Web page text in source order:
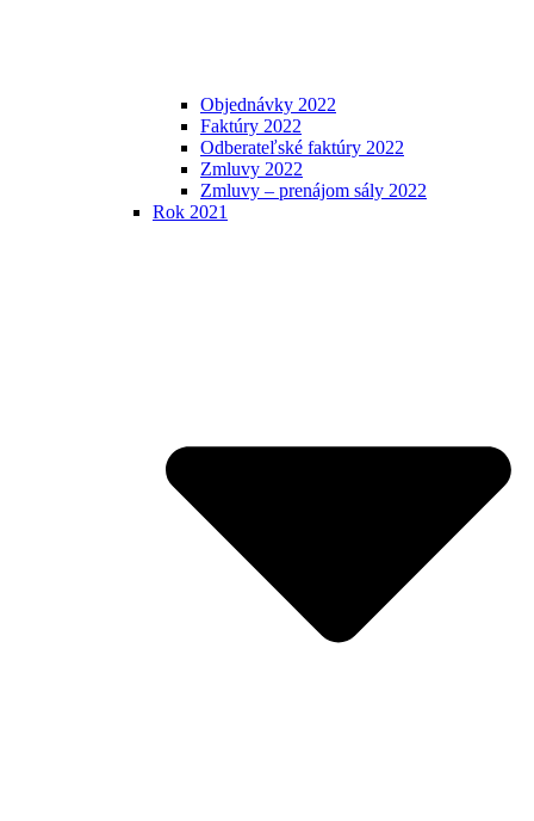
Objednávky 2022
Faktúry 2022
Odberateľské faktúry 2022
Zmluvy 2022
Zmluvy – prenájom sály 2022
Rok 2021